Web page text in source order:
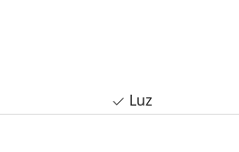
Luz